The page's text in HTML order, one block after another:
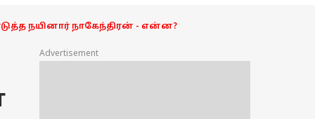
நயினார் நாகேந்திரன் - என்ன?
Advertisement